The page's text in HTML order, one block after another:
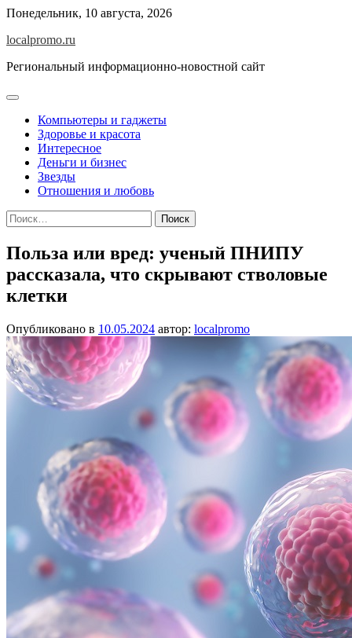
Перейти
содержимому
Понедельник, 10 августа, 2026
localpromo.ru
Региональный информационно-новостной сайт
Компьютеры и гаджеты
Здоровье и красота
Интересное
Деньги и бизнес
Звезды
Отношения и любовь
Найти:
Польза или вред: ученый ПНИПУ
рассказала, что скрывают стволовые
клетки
Опубликовано в 10.05.2024 автор: localpromo